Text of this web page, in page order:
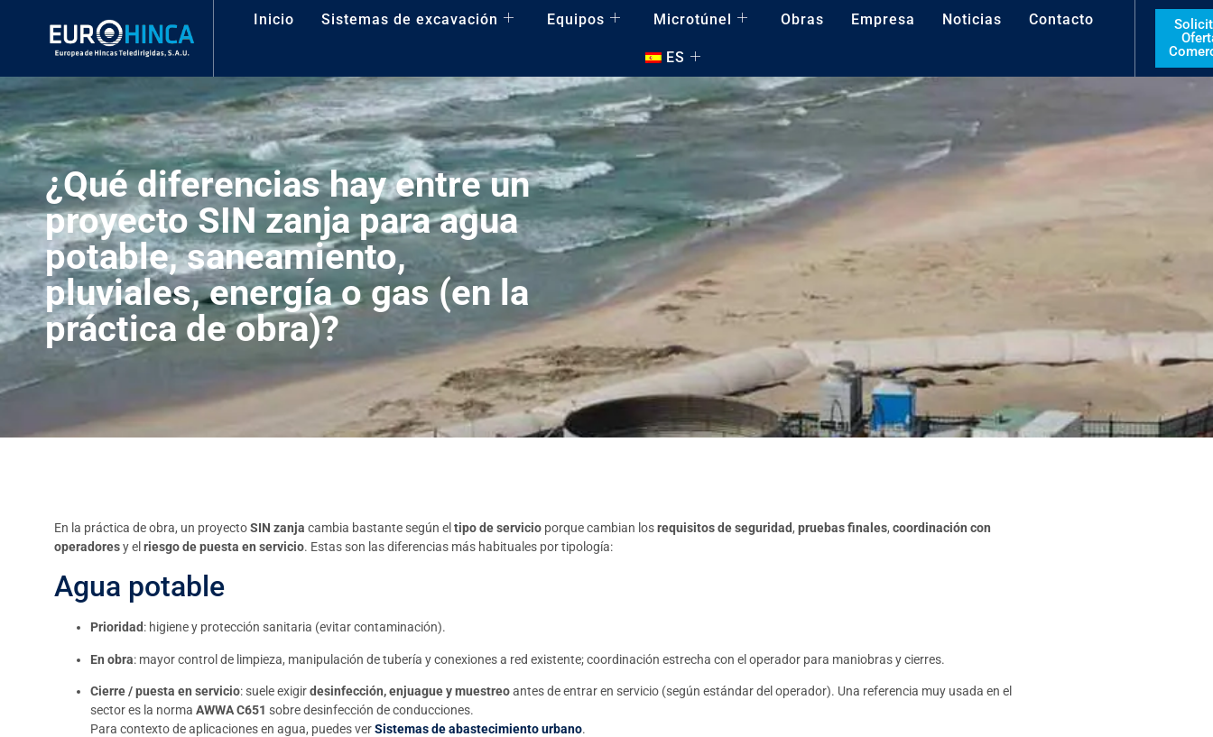
Inicio Sistemas de excavación Equipos Microtúnel Obras Empresa Noticias Contacto
ES
¿Qué diferencias hay entre un
proyecto SIN zanja para agua
potable, saneamiento,
pluviales, energía o gas (en la
práctica de obra)?
En la práctica de obra, un proyectoSIN zanja cambia bastante según el tipo de servicio porque cambian losrequisitos de seguridad, pruebas finales, coordinación con
operadoresy el riesgo de puesta en servicio. Estas son las diferencias más habituales por tipología:
Agua potable
Prioridad: higiene y protección sanitaria (evitar contaminación).
En obra: mayor control de limpieza, manipulación de tubería y conexiones a red existente; coordinación estrecha con el operador para maniobras y cierres.
Cierre / puesta en servicio: suele exigirdesinfección, enjuague y muestreoantes de entrar en servicio (según estándar del operador). Una referencia muy usada en el
sector es la norma AWWA C651 sobre desinfección de conducciones.
Para contexto de aplicaciones en agua, puedes verSistemas de abastecimiento urbano.